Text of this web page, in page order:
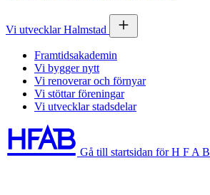
Vi utvecklar Halmstad
Framtidsakademin
Vi bygger nytt
Vi renoverar och förnyar
Vi stöttar föreningar
Vi utvecklar stadsdelar
Gå till startsidan för H F A B